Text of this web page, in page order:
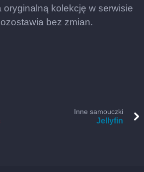
oryginalną kolekcję w serwisie
bez zmian.
Inne samouczki
Jellyfin